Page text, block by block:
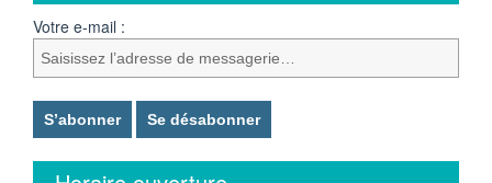
Votre e-mail :